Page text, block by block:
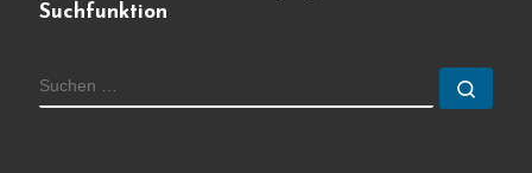
Suchfunktion
SUCHE